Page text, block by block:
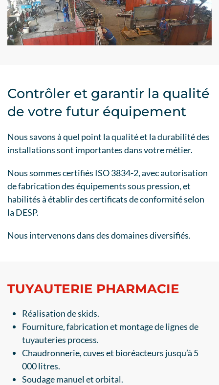
Contrôler et garantir la qualité
de votre futur équipement
Nous savons à quel point la qualité et la durabilité des
installations sont importantes dans votre métier.
Nous sommes certifiés ISO 3834-2, avec autorisation
de fabrication des équipements sous pression, et
habilités à établir des certificats de conformité selon
la DESP.
Nous intervenons dans des domaines diversifiés.
TUYAUTERIE PHARMACIE
Réalisation de skids.
Fourniture, fabrication et montage de lignes de
tuyauteries process.
Chaudronnerie, cuves et bioréacteurs jusqu’à 5
000 litres.
Soudage manuel et orbital.